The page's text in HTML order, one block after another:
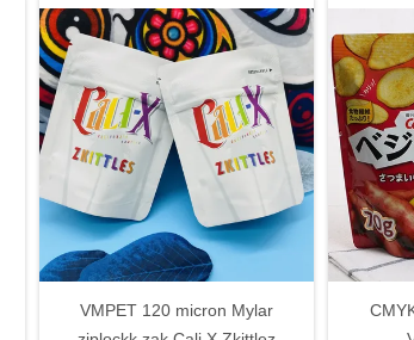
VMPET 120 micron Mylar